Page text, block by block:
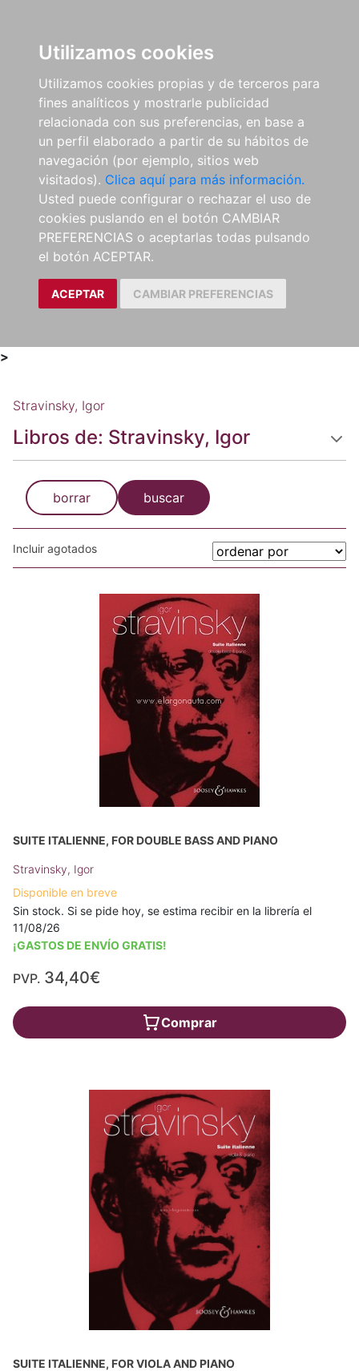
Utilizamos cookies
Utilizamos cookies propias y de terceros para
fines analíticos y mostrarle publicidad
relacionada con sus preferencias, en base a
un perfil elaborado a partir de su hábitos de
navegación (por ejemplo, sitios web
visitados). Clica aquí para más información.
Usted puede configurar o rechazar el uso de
cookies puslando en el botón CAMBIAR
PREFERENCIAS o aceptarlas todas pulsando
el botón ACEPTAR.
ACEPTAR CAMBIAR PREFERENCIAS
>
Stravinsky, Igor
Libros de: Stravinsky, Igor
borrar buscar
Incluir agotados
SUITE ITALIENNE, FOR DOUBLE BASS AND PIANO
Stravinsky, Igor
Disponible en breve
Sin stock. Si se pide hoy, se estima recibir en la librería el
11/08/26
¡GASTOS DE ENVÍO GRATIS!
PVP. 34,40€
Comprar
SUITE ITALIENNE, FOR VIOLA AND PIANO